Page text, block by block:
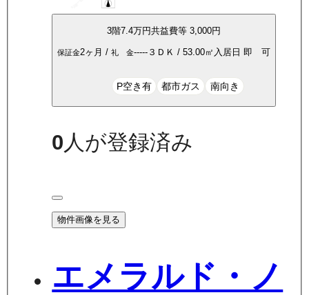
3階7.4万円共益費等3,000円
保証金2ヶ月 /礼 金----- ３ＤＫ /53.00㎡ 入居日 即 可
P空き有 都市ガス 南向き
0 人が登録済み
物件画像を見る
エメラルド・ノ